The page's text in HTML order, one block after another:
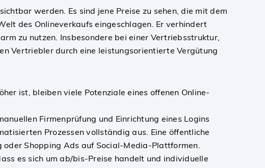
werden. Es sind jene Preise zu sehen, die mit dem
des Onlineverkaufs eingeschlagen. Er verhindert
zu nutzen. Insbesondere bei einer Vertriebsstruktur,
Vertriebler durch eine leistungsorientierte Vergütung
ist, bleiben viele Potenziale eines offenen Online-
Firmenprüfung und Einrichtung eines Logins
Prozessen vollständig aus. Eine öffentliche
Shopping Ads auf Social-Media-Plattformen.
es sich um ab/bis-Preise handelt und individuelle